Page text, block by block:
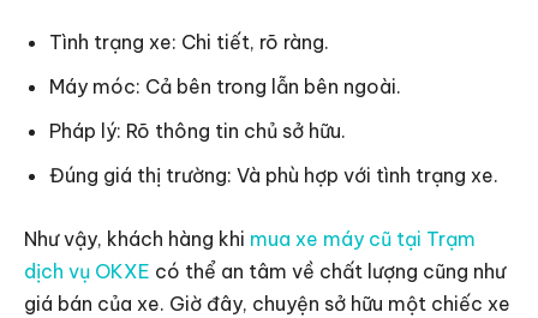
Tình trạng xe: Chi tiết, rõ ràng.
Máy móc: Cả bên trong lẫn bên ngoài.
Pháp lý: Rõ thông tin chủ sở hữu.
Đúng giá thị trường: Và phù hợp với tình trạng xe.
Như vậy, khách hàng khi mua xe máy cũ tại Trạm
dịch vụ OKXE có thể an tâm về chất lượng cũng như
giá bán của xe. Giờ đây, chuyện sở hữu một chiếc xe